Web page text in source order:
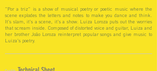
"Por a triz" is a show of musical poetry or poetic music where the
scene explodes the letters and notes to make you dance and think.
It's slam, it's a scene, it's a show. Luiza Loroza puts out the worries
that scream inside. Composed of distorted voice and guitar, Luiza and
her brother João Loroza reinterpret popular songs and give music to
Luiza's poetry.